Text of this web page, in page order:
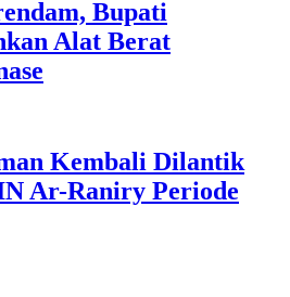
Bupati
Alat Berat
Kembali Dilantik
Ar-Raniry Periode